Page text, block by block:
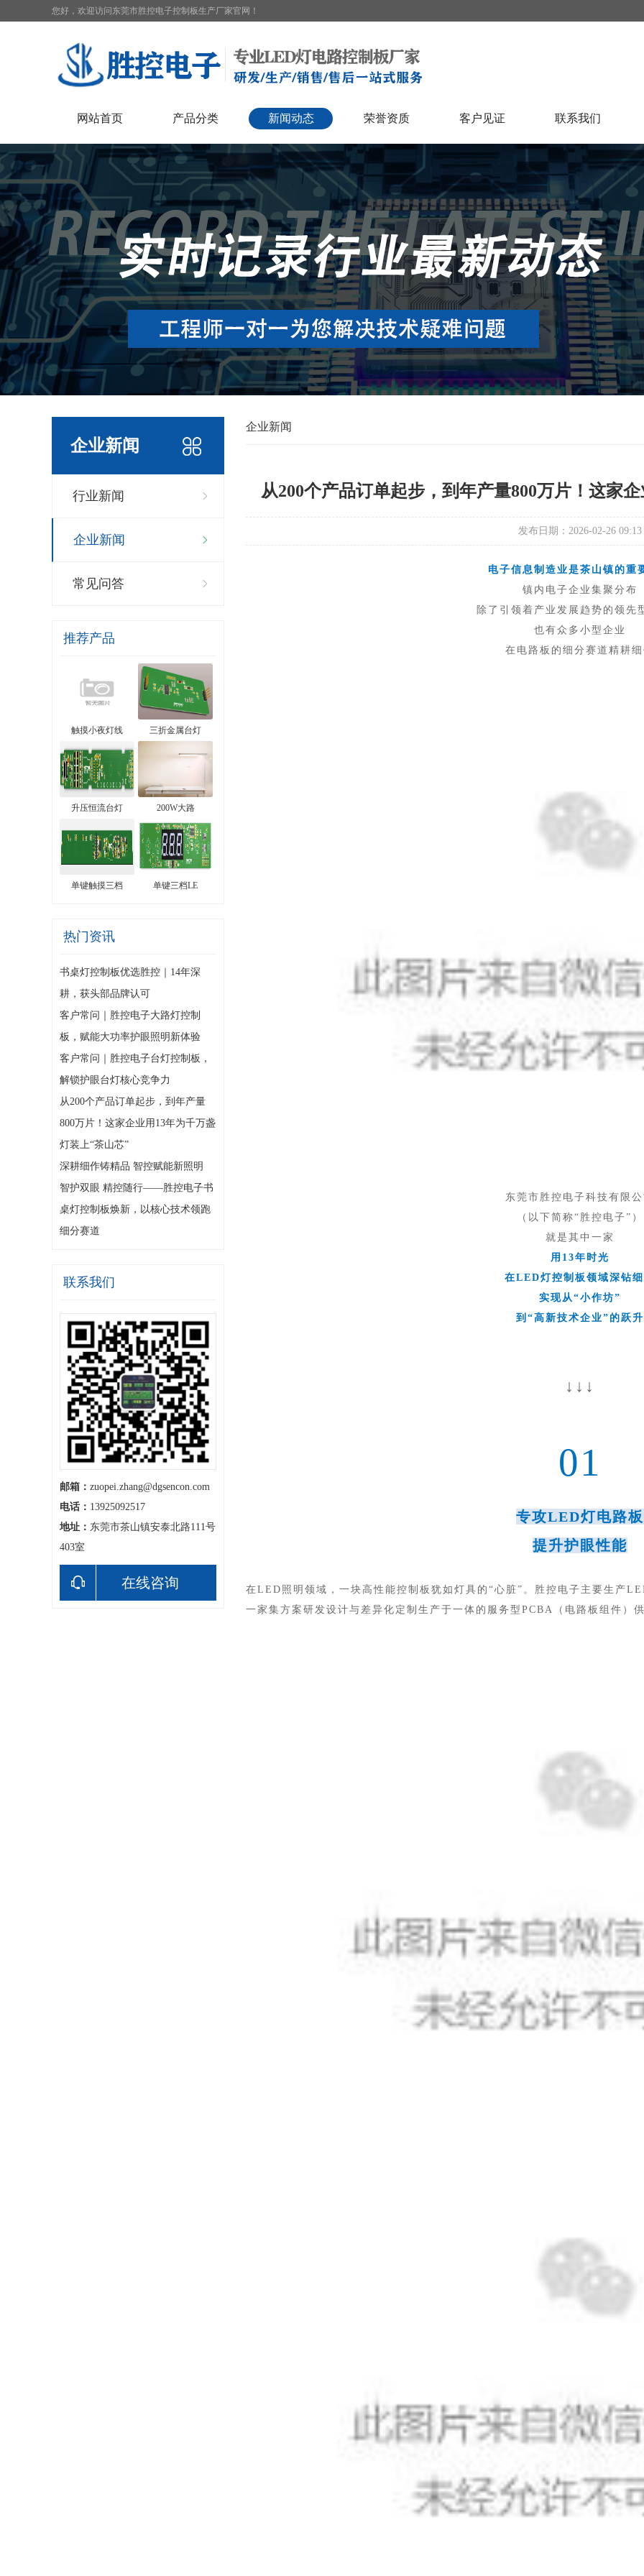
您好，欢迎访问东莞市胜控电子控制板生产厂家官网！
网站首页 产品分类 新闻动态 荣誉资质 客户见证 联系我们
企业新闻
行业新闻
企业新闻
常见问答
推荐产品
触摸小夜灯线 三折金属台灯
升压恒流台灯 200W大路
单键触摸三档 单键三档LE
热门资讯
书桌灯控制板优选胜控｜14年深
耕，获头部品牌认可
客户常问｜胜控电子大路灯控制
板，赋能大功率护眼照明新体验
客户常问｜胜控电子台灯控制板，
解锁护眼台灯核心竞争力
从200个产品订单起步，到年产量
800万片！这家企业用13年为千万盏
灯装上“茶山芯”
深耕细作铸精品 智控赋能新照明
智护双眼 精控随行——胜控电子书
桌灯控制板焕新，以核心技术领跑
细分赛道
联系我们
邮箱： zuopei.zhang@dgsencon.com
电话： 13925092517
地址： 东莞市茶山镇安泰北路111号
403室
在线咨询
企业新闻
从200个产品订单起步，到年产量800万片！这家
发布日期：2026-02-26 09:13
电子信息制造业是茶山镇的重
镇内电子企业集聚分布
除了引领着产业发展趋势的领先
也有众多小型企业
在电路板的细分赛道精耕
东莞市胜控电子科技有限
（以下简称“胜控电子”）
就是其中一家
用13年时光
在LED灯控制板领域深钻
实现从“小作坊”
到“高新技术企业”的跃升
↓↓↓
01
专攻LED灯电路板
提升护眼性能
在LED照明领域，一块高性能控制板犹如灯具的“心脏”。胜控电子主要生产
一家集方案研发设计与差异化定制生产于一体的服务型PCBA（电路板组件）